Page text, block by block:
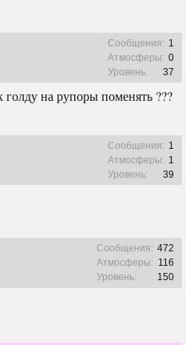
Сообщения: 1
Атмосферы: 0
Уровень:
37
на рупоры поменять ???
Сообщения: 1
Атмосферы: 1
Уровень:
39
Сообщения: 472
Атмосферы: 116
Уровень:
150